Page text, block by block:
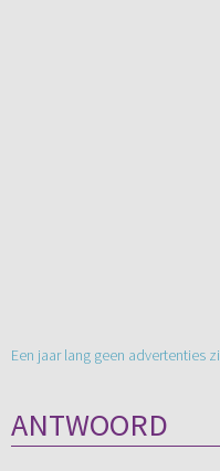
Een jaar lang geen advertenties
ANTWOORD